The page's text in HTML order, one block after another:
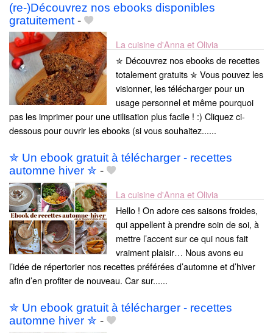
(re-)Découvrez nos ebooks disponibles
gratuitement -
La cuisine d'Anna et Olivia
✮ Découvrez nos ebooks de recettes
totalement gratuits ✮ Vous pouvez les
visionner, les télécharger pour un
usage personnel et même pourquoi
pas les imprimer pour une utilisation plus facile ! :) Cliquez ci-
dessous pour ouvrir les ebooks (si vous souhaitez......
✮ Un ebook gratuit à télécharger - recettes
automne hiver ✮ -
La cuisine d'Anna et Olivia
Hello ! On adore ces saisons froides,
qui appellent à prendre soin de soi, à
mettre l’accent sur ce qui nous fait
vraiment plaisir… Nous avons eu
l’idée de répertorier nos recettes préférées d’automne et d’hiver
afin d’en profiter de nouveau. Car sur......
✮ Un ebook gratuit à télécharger - recettes
automne hiver ✮ -